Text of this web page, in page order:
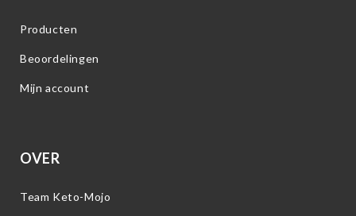
Producten
Beoordelingen
Mijn account
OVER
Team Keto-Mojo